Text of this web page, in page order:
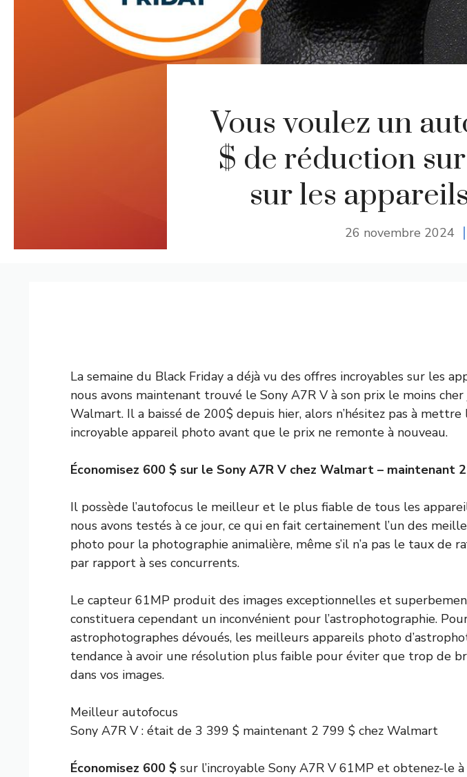
Vous voulez un
$ de réduction
sur les
26 novembre 2024
La semaine du Black Friday a déjà vu des offres incroyables sur les
nous avons maintenant trouvé le Sony A7R V à son prix le moins cher
Walmart. Il a baissé de 200$ depuis hier, alors n’hésitez pas à
incroyable appareil photo avant que le prix ne remonte à nouveau.
Économisez 600 $ sur le Sony A7R V chez Walmart – maintenant
Il possède l’autofocus le meilleur et le plus fiable de tous les
nous avons testés à ce jour, ce qui en fait certainement l’un des
photo pour la photographie animalière, même s’il n’a pas le taux de
par rapport à ses concurrents.
Le capteur 61MP produit des images exceptionnelles et
constituera cependant un inconvénient pour l’astrophotographie.
astrophotographes dévoués, les meilleurs appareils photo
tendance à avoir une résolution plus faible pour éviter que trop de
dans vos images.
Meilleur autofocus
Sony A7R V : était de 3 399 $ maintenant 2 799 $ chez Walmart
Économisez 600 $ sur l’incroyable Sony A7R V 61MP et obtenez-le